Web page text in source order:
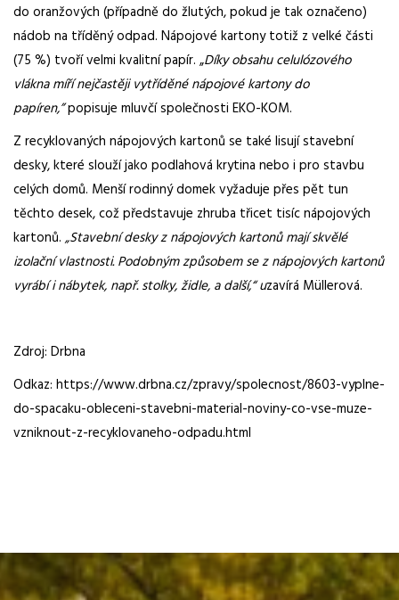
do oranžových (případně do žlutých, pokud je tak označeno)
nádob na tříděný odpad. Nápojové kartony totiž z velké části
(75 %) tvoří velmi kvalitní papír. „Díky obsahu celulózového
vlákna míří nejčastěji vytříděné nápojové kartony do
papíren,”popisuje mluvčí společnosti EKO-KOM.
Z recyklovaných nápojových kartonů se také lisují stavební
desky, které slouží jako podlahová krytina nebo i pro stavbu
celých domů. Menší rodinný domek vyžaduje přes pět tun
těchto desek, což představuje zhruba třicet tisíc nápojových
kartonů.„Stavební desky z nápojových kartonů mají skvělé
izolační vlastnosti. Podobným způsobem se z nápojových kartonů
vyrábí i nábytek, např. stolky, židle, a další,“ uzavírá Müllerová.
Zdroj: Drbna
Odkaz: https://www.drbna.cz/zpravy/spolecnost/8603-vyplne-
do-spacaku-obleceni-stavebni-material-noviny-co-vse-muze-
vzniknout-z-recyklovaneho-odpadu.html